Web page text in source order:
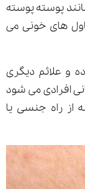
پوسته پوسته
های خونی می
و علائم دیگری
افرادی می شود
از راه جنسی یا